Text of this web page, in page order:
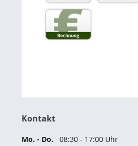
Kontakt
Mo. - Do.
08:30 - 17:00 Uhr